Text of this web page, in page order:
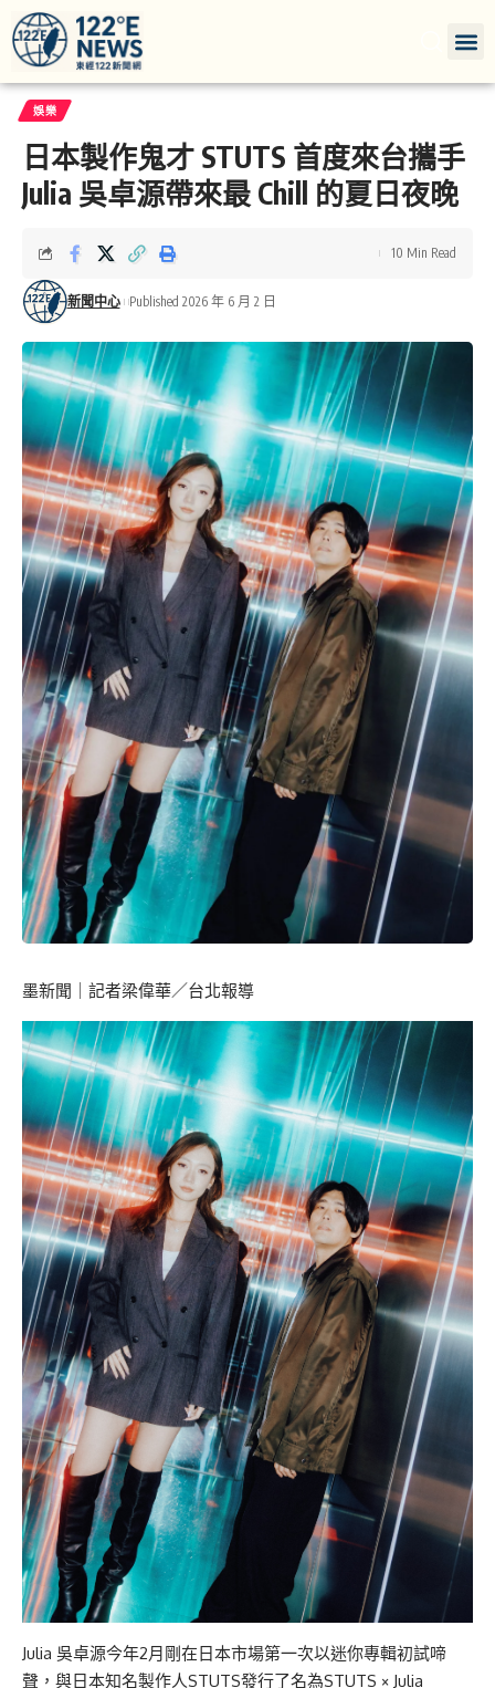
娛樂
日本製作鬼才 STUTS 首度來台攜手
Julia 吳卓源帶來最 Chill 的夏日夜晚
新聞中心 Published 2026 年 6 月 2 日
10 Min Read
墨新聞 ｜記者梁偉華／台北報導
Julia 吳卓源今年2月剛在日本市場第一次以迷你專輯初試啼
聲，與日本知名製作人STUTS發行了名為STUTS × Julia